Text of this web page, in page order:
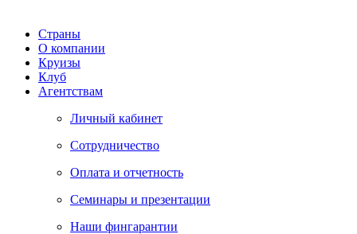
Страны
О компании
Круизы
Клуб
Агентствам
Личный кабинет
Сотрудничество
Оплата и отчетность
Семинары и презентации
Наши фингарантии